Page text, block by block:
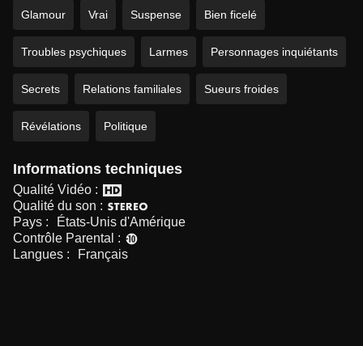
Glamour Vrai Suspense Bien ficelé
Troubles psychiques Larmes Personnages inquiétants
Secrets Relations familiales Sueurs froides
Révélations Politique
Informations techniques
Qualité Vidéo :
Qualité du son :
Pays :
États-Unis d'Amérique
Contrôle Parental :
Langues :
Français